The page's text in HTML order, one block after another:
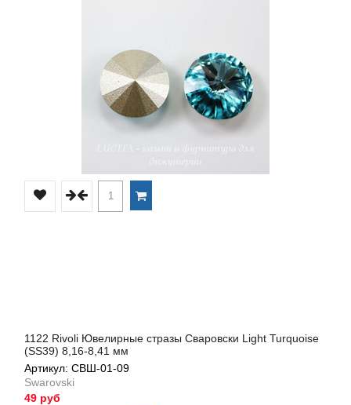
1122 Rivoli Ювелирные стразы Сваровски Light Turquoise
(SS39) 8,16-8,41 мм
Артикул: СВШ-01-09
Swarovski
49 руб